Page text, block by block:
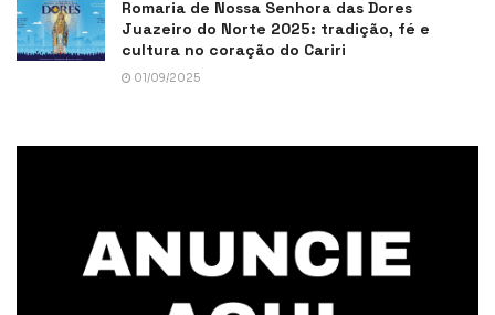
Romaria de Nossa Senhora das Dores
Juazeiro do Norte 2025: tradição, fé e
cultura no coração do Cariri
01/09/2025